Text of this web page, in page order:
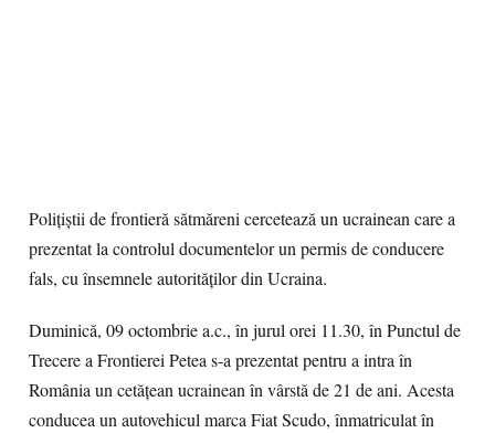
Poliţiştii de frontieră sătmăreni cercetează un ucrainean care a
prezentat la controlul documentelor un permis de conducere
fals, cu însemnele autorităților din Ucraina.
Duminică, 09 octombrie a.c., în jurul orei 11.30, în Punctul de
Trecere a Frontierei Petea s-a prezentat pentru a intra în
România un cetățean ucrainean în vârstă de 21 de ani. Acesta
conducea un autovehicul marca Fiat Scudo, înmatriculat în